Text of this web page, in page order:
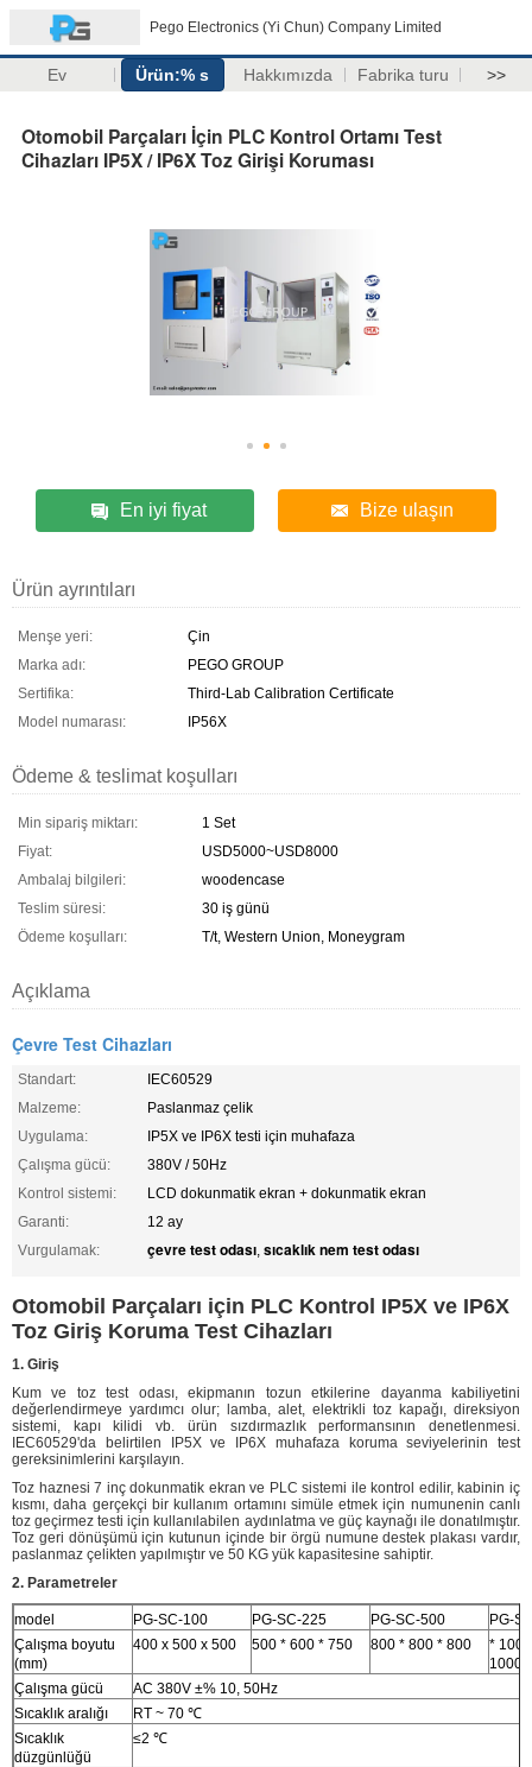
Pego Electronics (Yi Chun) Company Limited
Ev Ürün:% s Hakkımızda Fabrika turu >>
Otomobil Parçaları İçin PLC Kontrol Ortamı Test
Cihazları IP5X / IP6X Toz Girişi Koruması
En iyi fiyat Bize ulaşın
Ürün ayrıntıları
Menşe yeri:
Çin
Marka adı:
PEGO GROUP
Sertifika:
Third-Lab Calibration Certificate
Model numarası:
IP56X
Ödeme & teslimat koşulları
Min sipariş miktarı:
1 Set
Fiyat:
USD5000~USD8000
Ambalaj bilgileri:
woodencase
Teslim süresi:
30 iş günü
Ödeme koşulları:
T/t, Western Union, Moneygram
Açıklama
Çevre Test Cihazları
Standart:
IEC60529
Malzeme:
Paslanmaz çelik
Uygulama:
IP5X ve IP6X testi için muhafaza
Çalışma gücü:
380V / 50Hz
Kontrol sistemi:
LCD dokunmatik ekran + dokunmatik ekran
Garanti:
12 ay
Vurgulamak:
çevre test odası, sıcaklık nem test odası
Otomobil Parçaları için PLC Kontrol IP5X ve IP6X
Toz Giriş Koruma Test Cihazları
1. Giriş
Kum ve toz test odası, ekipmanın tozun etkilerine dayanma kabiliyetini
değerlendirmeye yardımcı olur; lamba, alet, elektrikli toz kapağı, direksiyon
sistemi, kapı kilidi vb. ürün sızdırmazlık performansının denetlenmesi.
IEC60529'da belirtilen IP5X ve IP6X muhafaza koruma seviyelerinin test
gereksinimlerini karşılayın.
Toz haznesi 7 inç dokunmatik ekran ve PLC sistemi ile kontrol edilir, kabinin iç
kısmı, daha gerçekçi bir kullanım ortamını simüle etmek için numunenin canlı
toz geçirmez testi için kullanılabilen aydınlatma ve güç kaynağı ile donatılmıştır.
Toz geri dönüşümü için kutunun içinde bir örgü numune destek plakası vardır,
paslanmaz çelikten yapılmıştır ve 50 KG yük kapasitesine sahiptir.
2. Parametreler
model PG-SC-100 PG-SC-225 PG-SC-500
PG-
Çalışma boyutu
(mm)
400 x 500 x 500 500 * 600 * 750 800 * 800 * 800
*
1000
Çalışma gücü
AC 380V ±% 10, 50Hz
Sıcaklık aralığı
RT ~ 70 ℃
Sıcaklık
düzgünlüğü
≤2 ℃